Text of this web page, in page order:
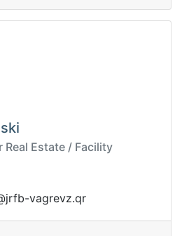
Real Estate / Facility
rq.zverga